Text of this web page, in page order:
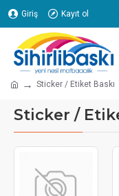
Giriş Kayıt ol
Sticker / Etiket Baskı
Sticker /